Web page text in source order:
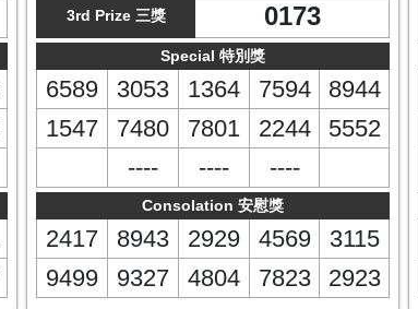
3rd Prize 三獎 0173
Special 特別獎
6589 3053 1364 7594
8944
1547
7480 7801 2244
5552
----
---- ----
Consolation 安慰獎
2417 8943 2929 4569
3115
9499
9327 4804 7823 2923